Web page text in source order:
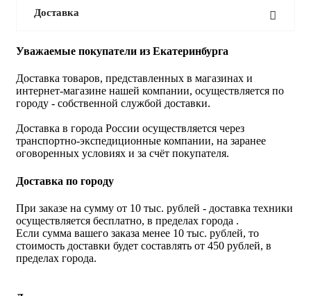
Доставка
Уважаемые покупатели из Екатеринбурга
Доставка товаров, представленных в магазинах и
интернет-магазине нашей компании, осуществляется по
городу - собственной службой доставки.
Доставка в города России осуществляется через
транспортно-экспедиционные компании, на заранее
оговоренных условиях и за счёт покупателя.
Доставка по городу
При заказе на сумму от 10 тыс. рублей - доставка техники
осуществляется бесплатно, в пределах города .
Если сумма вашего заказа менее 10 тыс. рублей, то
стоимость доставки будет составлять от 450 рублей, в
пределах города.